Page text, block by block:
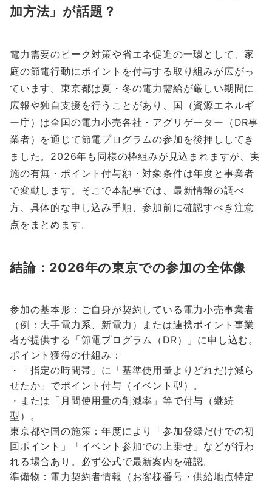
加方法」が話題？
電力需要のピーク対策や省エネ促進の一環として、家
庭の節電行動にポイントを付与する取り組みが広がっ
ています。東京都は夏・冬の電力需給が厳しい期間に
広報や独自支援を行うことがあり、国（資源エネルギ
ー庁）は全国の電力小売各社・アグリゲーター（DR事
業者）を通じて節電プログラムの参加を後押ししてき
ました。2026年も同様の枠組みが見込まれますが、実
施の有無・ポイント付与額・対象条件は年度と事業者
で変動します。そこで本記事では、最新情報の調べ
方、具体的な申し込み手順、参加前に確認すべき注意
点をまとめます。
結論：2026年の東京での参加の全体像
参加の基本形：ご自身が契約している電力小売事業者
（例：大手電力系、新電力）または連携ポイント事業
者が提供する「節電プログラム（DR）」に申し込む。
ポイント獲得の仕組み：
・「指定の時間帯」に「基準使用量よりどれだけ減ら
せたか」でポイント付与（イベント型）。
・または「月間使用量の削減率」等で付与（継続
型）。
東京都や国の施策：年度により「参加登録だけでの初
回ポイント」「イベント参加での上乗せ」などが行わ
れる場合あり。必ず公式で最新案内を確認。
準備物：電力契約者情報（お客様番号・供給地点特定